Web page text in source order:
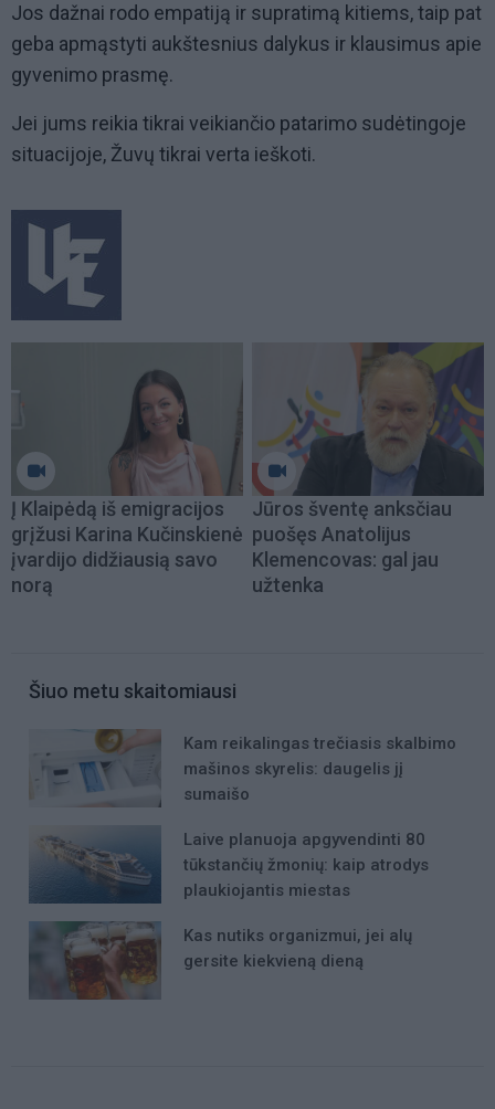
Jos dažnai rodo empatiją ir supratimą kitiems, taip pat
geba apmąstyti aukštesnius dalykus ir klausimus apie
gyvenimo prasmę.
Jei jums reikia tikrai veikiančio patarimo sudėtingoje
situacijoje, Žuvų tikrai verta ieškoti.
Į Klaipėdą iš emigracijos
grįžusi Karina Kučinskienė
įvardijo didžiausią savo
norą
Jūros šventę anksčiau
puošęs Anatolijus
Klemencovas: gal jau
užtenka
Šiuo metu skaitomiausi
Kam reikalingas trečiasis skalbimo
mašinos skyrelis: daugelis jį
sumaišo
Laive planuoja apgyvendinti 80
tūkstančių žmonių: kaip atrodys
plaukiojantis miestas
Kas nutiks organizmui, jei alų
gersite kiekvieną dieną